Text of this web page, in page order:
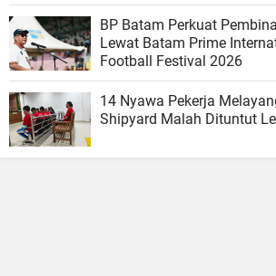
BP Batam Perkuat
Lewat Batam Prime
Football Festival 2026
14 Nyawa Pekerja
Shipyard Malah Dituntut